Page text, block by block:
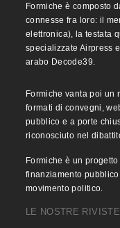
Formiche è composto
connesse fra loro: il
elettronica), la testata
specializzate Airpress
arabo Decode39.
Formiche vanta poi un
formati di convegni,
pubblico e a porte
riconosciuto nel
Formiche è un
finanziamento
movimento politico.
LE NOSTRE RIVISTE